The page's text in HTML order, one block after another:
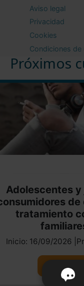
Próximos
Adolescentes y
de
tratamiento
Inicio: 16/09/2026
Ver curso
Aviso legal
Privacidad
Cookies
Condiciones de